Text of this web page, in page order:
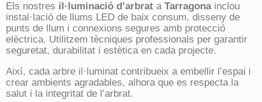
Els nostres il·luminació d’arbrat aTarragonainclou
instal·lació de llums LED de baix consum, disseny de
punts de llum i connexions segures amb protecció
elèctrica. Utilitzem tècniques professionals per garantir
seguretat, durabilitat i estètica en cada projecte.
Així, cada arbre il·luminat contribueix a embellir l’espai i
crear ambients agradables, alhora que es respecta la
salut i la integritat de l’arbrat.